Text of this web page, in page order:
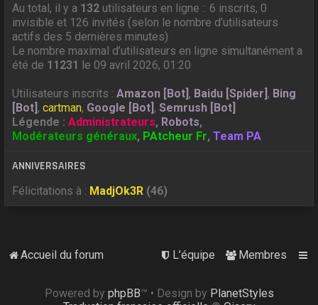
Au total, il y a 132 utilisateurs en ligne :: 6 inscrits, 0
invisible et 126 invités (selon le nombre d’utilisateurs
actifs des 5 dernières minutes)
Le nombre maximal d’utilisateurs en ligne simultanément a
été de 11231 le 09 avril 2026, 01:20
Utilisateurs inscrits :Amazon [Bot], Baidu [Spider], Bing
[Bot],cartman, Google [Bot],Semrush [Bot]
Légende :Administrateurs, Robots,
Modérateurs généraux, PAtcheur Fr,Team PA
ANNIVERSAIRES
Félicitations à : MadjOk3R (46)
Accueil du forum Membres
L’équipe
Powered by phpBB™ • Design by PlanetStyles